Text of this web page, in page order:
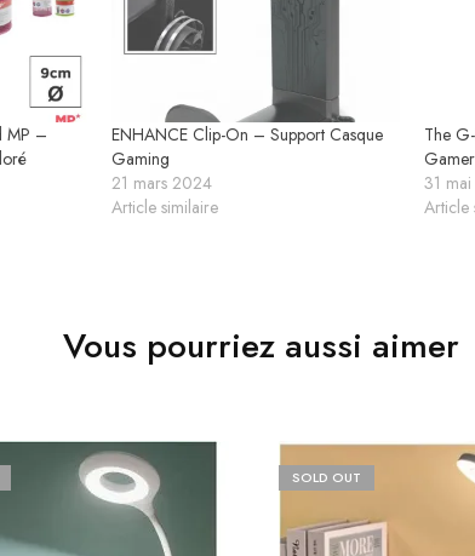
MP –
ENHANCE Clip-On – Support Casque
Gaming
21 mars 2024
Article similaire
The
31
Article
Vous pourriez aussi aimer
SOLD OUT